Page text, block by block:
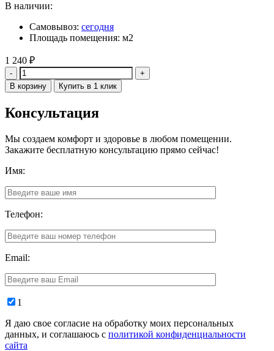
В наличии:
Самовывоз: сегодня
Площадь помещения: м2
1 240 ₽
Количество
В корзину Купить в 1 клик
Консультация
Мы создаем комфорт и здоровье в любом помещении.
Закажите бесплатную консультацию прямо сейчас!
Имя:
Телефон:
Email:
1
Я даю свое согласие на обработку моих персональных
данных, и соглашаюсь с политикой конфиденциальности
сайта